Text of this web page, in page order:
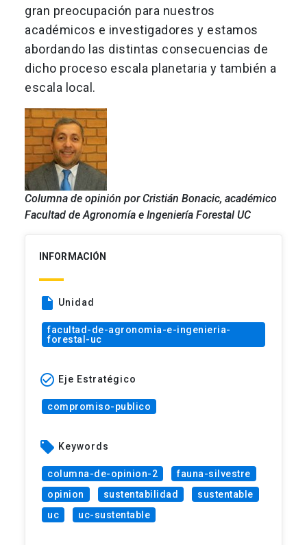
gran preocupación para nuestros
académicos e investigadores y estamos
abordando las distintas consecuencias de
dicho proceso escala planetaria y también a
escala local.
Columna de opinión por Cristián Bonacic, académico
Facultad de Agronomía e Ingeniería Forestal UC
INFORMACIÓN
insert_drive_file Unidad
facultad-de-agronomia-e-ingenieria-
forestal-uc
check_circle_outline Eje Estratégico
compromiso-publico
local_offer Keywords
columna-de-opinion-2
fauna-silvestre
opinion
sustentabilidad
sustentable
uc
uc-sustentable